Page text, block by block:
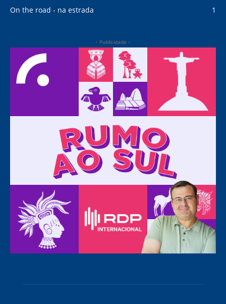
On the road - na estrada
1
- Publicidade -